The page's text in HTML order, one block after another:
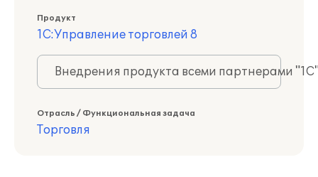
Продукт
1С:Управление торговлей 8
Внедрения продукта всеми партнерами
Отрасль / Функциональная задача
Торговля